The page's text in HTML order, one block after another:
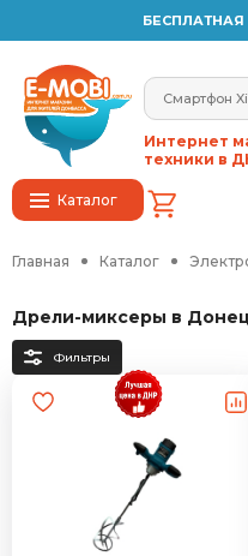
Каталог
Интернет
техники в
Главная Каталог
Дрели-миксеры в
Фильтры